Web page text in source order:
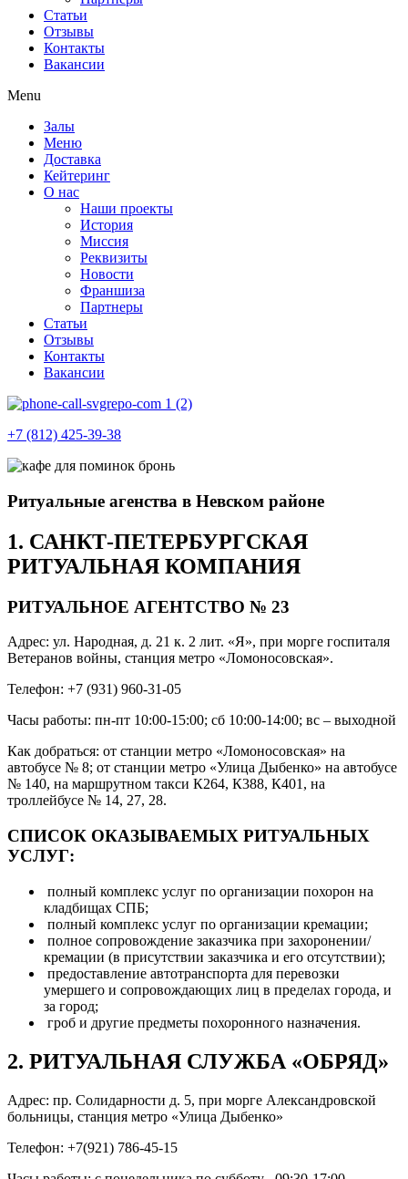
Статьи
Отзывы
Контакты
Вакансии
Menu
Залы
Меню
Доставка
Кейтеринг
О нас
Наши проекты
История
Миссия
Реквизиты
Новости
Франшиза
Партнеры
Статьи
Отзывы
Контакты
Вакансии
+7 (812) 425-39-38
Ритуальные агенства в Невском районе
1. САНКТ-ПЕТЕРБУРГСКАЯ
РИТУАЛЬНАЯ КОМПАНИЯ
РИТУАЛЬНОЕ АГЕНТСТВО № 23
Адрес: ул. Народная, д. 21 к. 2 лит. «Я», при морге госпиталя
Ветеранов войны, станция метро «Ломоносовская».
Телефон: +7 (931) 960-31-05
Часы работы: пн-пт 10:00-15:00; сб 10:00-14:00; вс – выходной
Как добраться: от станции метро «Ломоносовская» на
автобусе № 8; от станции метро «Улица Дыбенко» на автобусе
№ 140, на маршрутном такси К264, К388, К401, на
троллейбусе № 14, 27, 28.
СПИСОК ОКАЗЫВАЕМЫХ РИТУАЛЬНЫХ
УСЛУГ:
полный комплекс услуг по организации похорон на
кладбищах СПБ;
полный комплекс услуг по организации кремации;
полное сопровождение заказчика при захоронении/
кремации (в присутствии заказчика и его отсутствии);
предоставление автотранспорта для перевозки
умершего и сопровождающих лиц в пределах города, и
за город;
гроб и другие предметы похоронного назначения.
2. РИТУАЛЬНАЯ СЛУЖБА «ОБРЯД»
Адрес: пр. Солидарности д. 5, при морге Александровской
больницы, станция метро «Улица Дыбенко»
Телефон: +7(921) 786-45-15